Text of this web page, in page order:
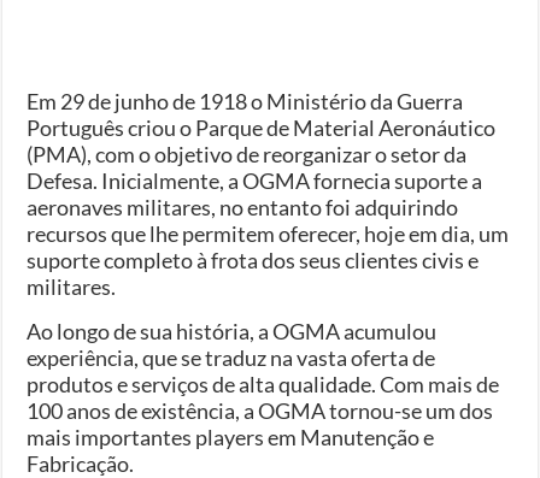
Em 29 de junho de 1918 o Ministério da Guerra
Português criou o Parque de Material Aeronáutico
(PMA), com o objetivo de reorganizar o setor da
Defesa. Inicialmente, a OGMA fornecia suporte a
aeronaves militares, no entanto foi adquirindo
recursos que lhe permitem oferecer, hoje em dia, um
suporte completo à frota dos seus clientes civis e
militares.
Ao longo de sua história, a OGMA acumulou
experiência, que se traduz na vasta oferta de
produtos e serviços de alta qualidade. Com mais de
100 anos de existência, a OGMA tornou-se um dos
mais importantes players em Manutenção e
Fabricação.